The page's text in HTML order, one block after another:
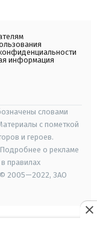
информация
словами
с пометкой
и героев.
о рекламе
правилах
2005—2022, ЗАО